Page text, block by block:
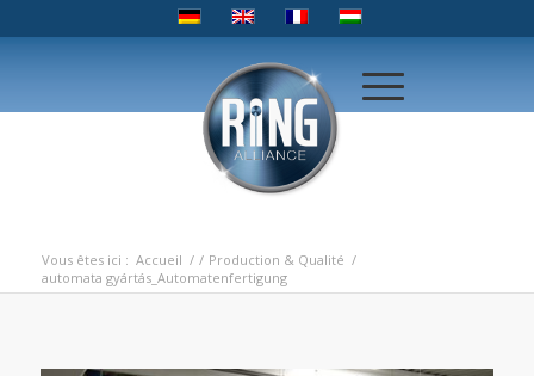
Vous êtes ici : Accueil / / Production & Qualité /
automata gyártás_Automatenfertigung